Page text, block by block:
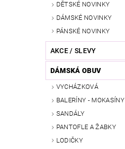
REKLAMAČNÍ ŘÁD
DĚTSKÉ NOVINKY
DÁMSKÉ NOVINKY
PÁNSKÉ NOVINKY
AKCE / SLEVY
DÁMSKÁ OBUV
VYCHÁZKOVÁ
BALERÍNY - MOKASÍNY
SANDÁLY
PANTOFLE A ŽABKY
LODIČKY